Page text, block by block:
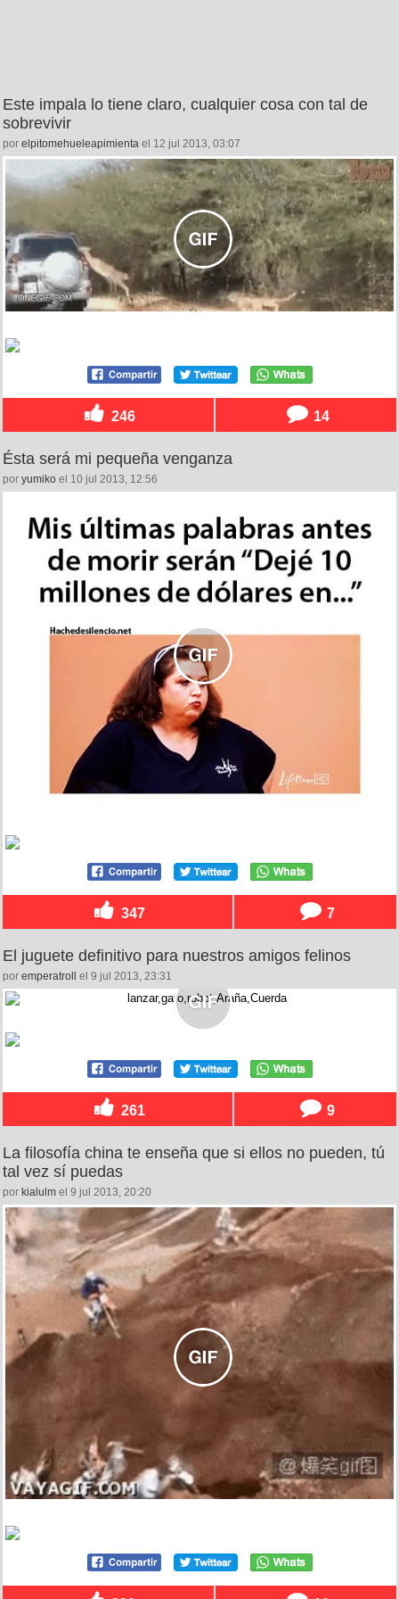
Este impala lo tiene claro, cualquier cosa con tal de
sobrevivir
por elpitomehueleapimienta el 12 jul 2013, 03:07
246 14
Ésta será mi pequeña venganza
por yumiko el 10 jul 2013, 12:56
347 7
El juguete definitivo para nuestros amigos felinos
por emperatroll el 9 jul 2013, 23:31
261 9
La filosofía china te enseña que si ellos no pueden, tú
tal vez sí puedas
por kialulm el 9 jul 2013, 20:20